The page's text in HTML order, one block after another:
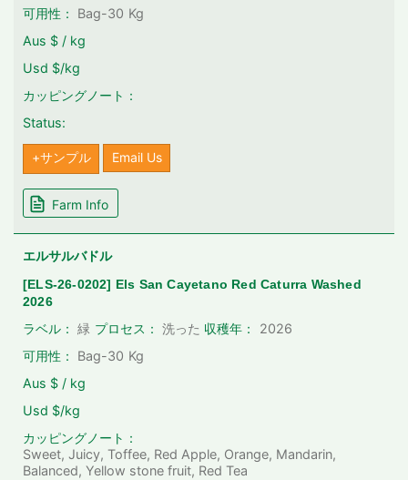
可用性：
Bag-30 Kg
Aus $ / kg
Usd $/kg
カッピングノート：
Status:
+サンプル Email Us
Farm Info
エルサルバドル
[ELS-26-0202] Els San Cayetano Red Caturra Washed
2026
ラベル：
緑 プロセス： 洗った 収穫年：
2026
可用性：
Bag-30 Kg
Aus $ / kg
Usd $/kg
カッピングノート：
Sweet, Juicy, Toffee, Red Apple, Orange, Mandarin,
Balanced, Yellow stone fruit, Red Tea